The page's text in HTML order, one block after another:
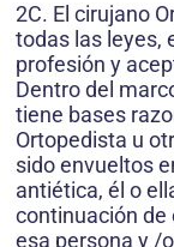
2C. El cirujano
todas las leyes,
profesión y
Dentro del
tiene bases
Ortopedista u
sido envueltos
antiética, él o
continuación de
esa persona y /